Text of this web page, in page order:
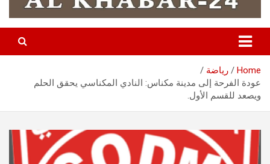
Home
رياضة
عودة الفرحة إلى مدينة مكناس: النادي المكناسي يحقق الحلم
ويصعد للقسم الأول.